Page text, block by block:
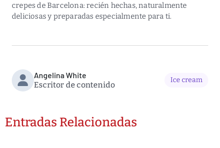
crepes de Barcelona: recién hechas, naturalmente
deliciosas y preparadas especialmente para ti.
Angelina White
Escritor de contenido
Ice cream
Entradas Relacionadas